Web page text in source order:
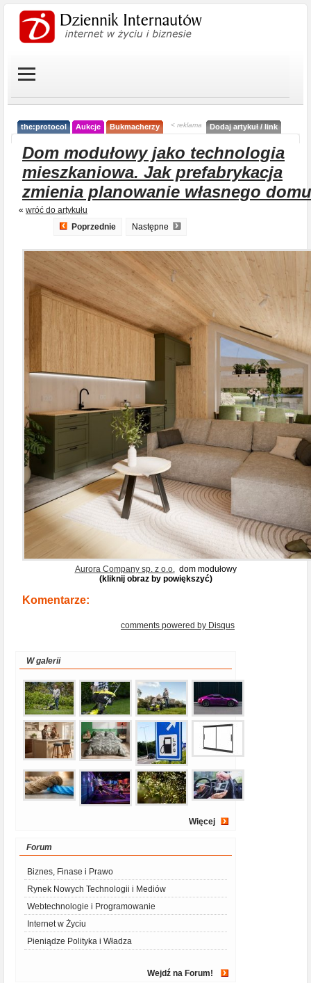
the:protocol Aukcje Bukmacherzy < reklama Dodaj artykuł / link
Dom modułowy jako technologia
mieszkaniowa. Jak prefabrykacja
zmienia planowanie własnego
« wróć do artykułu
Poprzednie
Następne
Aurora Company sp. z o.o.dom modułowy
(kliknij obraz by powiększyć)
Komentarze:
comments powered by Disqus
W galerii
Więcej
Forum
Biznes, Finase i Prawo
Rynek Nowych Technologii i Mediów
Webtechnologie i Programowanie
Internet w Życiu
Pieniądze Polityka i Władza
Wejdź na Forum!